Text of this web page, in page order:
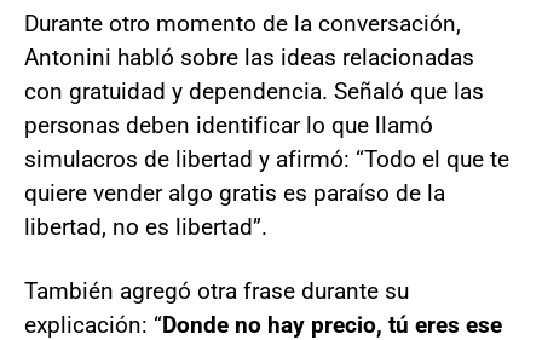
Durante otro momento de la conversación,
Antonini habló sobre las ideas relacionadas
con gratuidad y dependencia. Señaló que las
personas deben identificar lo que llamó
simulacros de libertad y afirmó: “Todo el que te
quiere vender algo gratis es paraíso de la
libertad, no es libertad”.
También agregó otra frase durante su
explicación: “Donde no hay precio, tú eres ese